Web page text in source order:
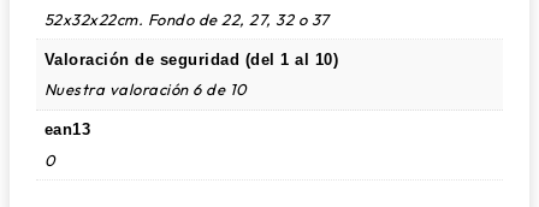
52x32x22cm. Fondo de 22, 27, 32 o 37
Valoración de seguridad (del 1 al 10)
Nuestra valoración 6 de 10
ean13
0